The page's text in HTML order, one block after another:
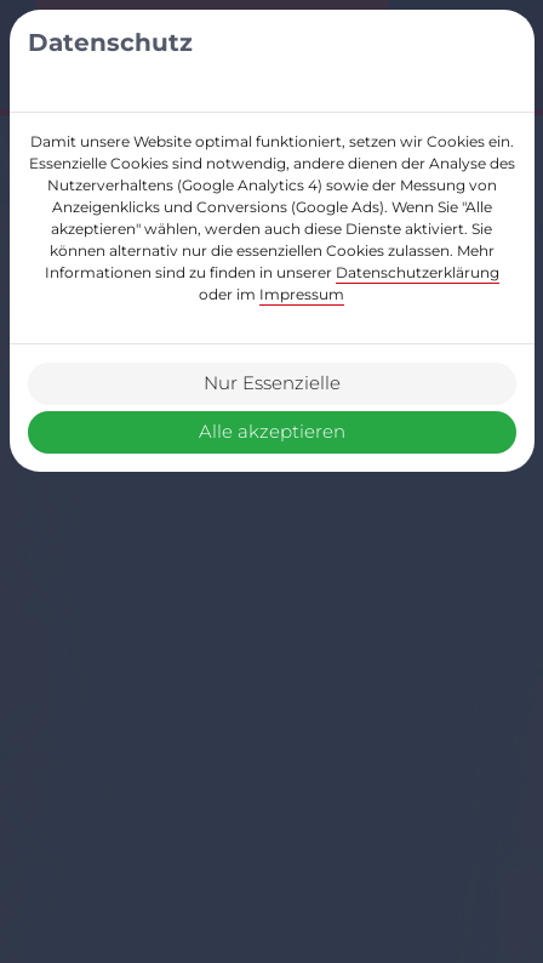
Über uns
Leistungen
Kontakt
Referenzen
Datenschutz
Damit unsere Website optimal funktioniert, setzen wir Cookies ein.
Essenzielle Cookies sind notwendig, andere dienen der Analyse des
Nutzerverhaltens (Google Analytics 4) sowie der Messung von
Anzeigenklicks und Conversions (Google Ads). Wenn Sie "Alle
akzeptieren" wählen, werden auch diese Dienste aktiviert. Sie
können alternativ nur die essenziellen Cookies zulassen. Mehr
Informationen sind zu finden in unserer Datenschutzerklärung
oder im Impressum
Nur Essenzielle
Alle akzeptieren